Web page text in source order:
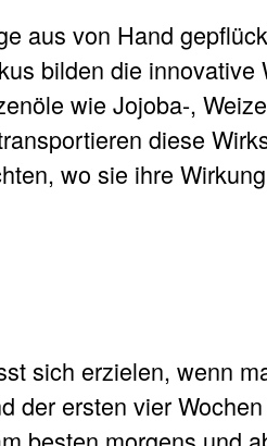
aus von Hand
bilden die innovative
wie Jojoba-,
diese
wo sie ihre
sich erzielen, wenn
der ersten vier